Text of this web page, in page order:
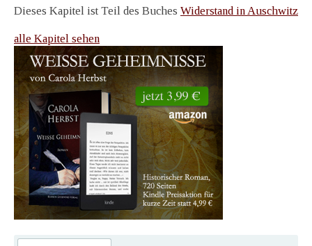
Dieses Kapitel ist Teil des Buches Widerstand in Auschwitz
alle Kapitel sehen